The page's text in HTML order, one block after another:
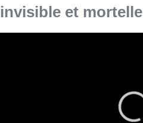
invisible et mortelle
studio pour témoigner de cette
symptômes ne se voient pas,
certaine forme